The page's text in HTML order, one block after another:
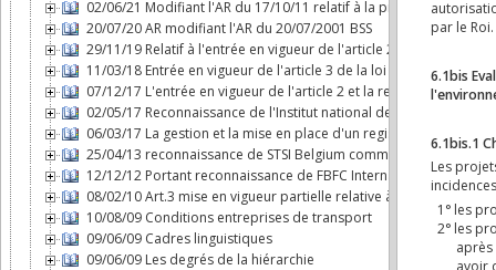
02/06/21 Modifiant l'AR du 17/10/11 relatif à la protection
20/07/20 AR modifiant l'AR du 20/07/2001 BSS
29/11/19 Relatif à l'entrée en vigueur de l'article 2, b), de la loi
11/03/18 Entrée en vigueur de l'article 3 de la loi du 7 mai
07/12/17 L'entrée en vigueur de l'article 2 et la responsabilité
02/05/17 Reconnaissance de l'Institut national des
06/03/17 La gestion et la mise en place d'un registre
25/04/13 reconnaissance de STSI Belgium comme transporteur
12/12/12 Portant reconnaissance de FBFC International comme
08/02/10 Art.3 mise en vigueur partielle relative à l'AFCN
10/08/09 Conditions entreprises de transport
09/06/09 Cadres linguistiques
09/06/09 Les degrés de la hiérarchie